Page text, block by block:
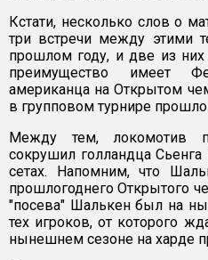
Кстати, несколько слов о
три встречи между этими
прошлом году, и две из
преимущество имеет
американца на Открытом
в групповом турнире
Между тем, локомотив
сокрушил голландца
сетах. Напомним, что
прошлогоднего Открытого
"посева" Шалькен был на
тех игроков, от которого
нынешнем сезоне на харде